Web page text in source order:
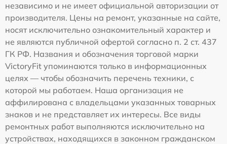
независимо и не имеет официальной авторизации от
производителя. Цены на ремонт, указанные на сайте,
носят исключительно ознакомительный характер и
не являются публичной офертой согласно п. 2 ст. 437
ГК РФ. Названия и обозначения торговой марки
VictoryFit упоминаются только в информационных
целях — чтобы обозначить перечень техники, с
которой мы работаем. Наша организация не
аффилирована с владельцами указанных товарных
знаков и не представляет их интересы. Все виды
ремонтных работ выполняются исключительно на
устройствах, находящихся в законном гражданском